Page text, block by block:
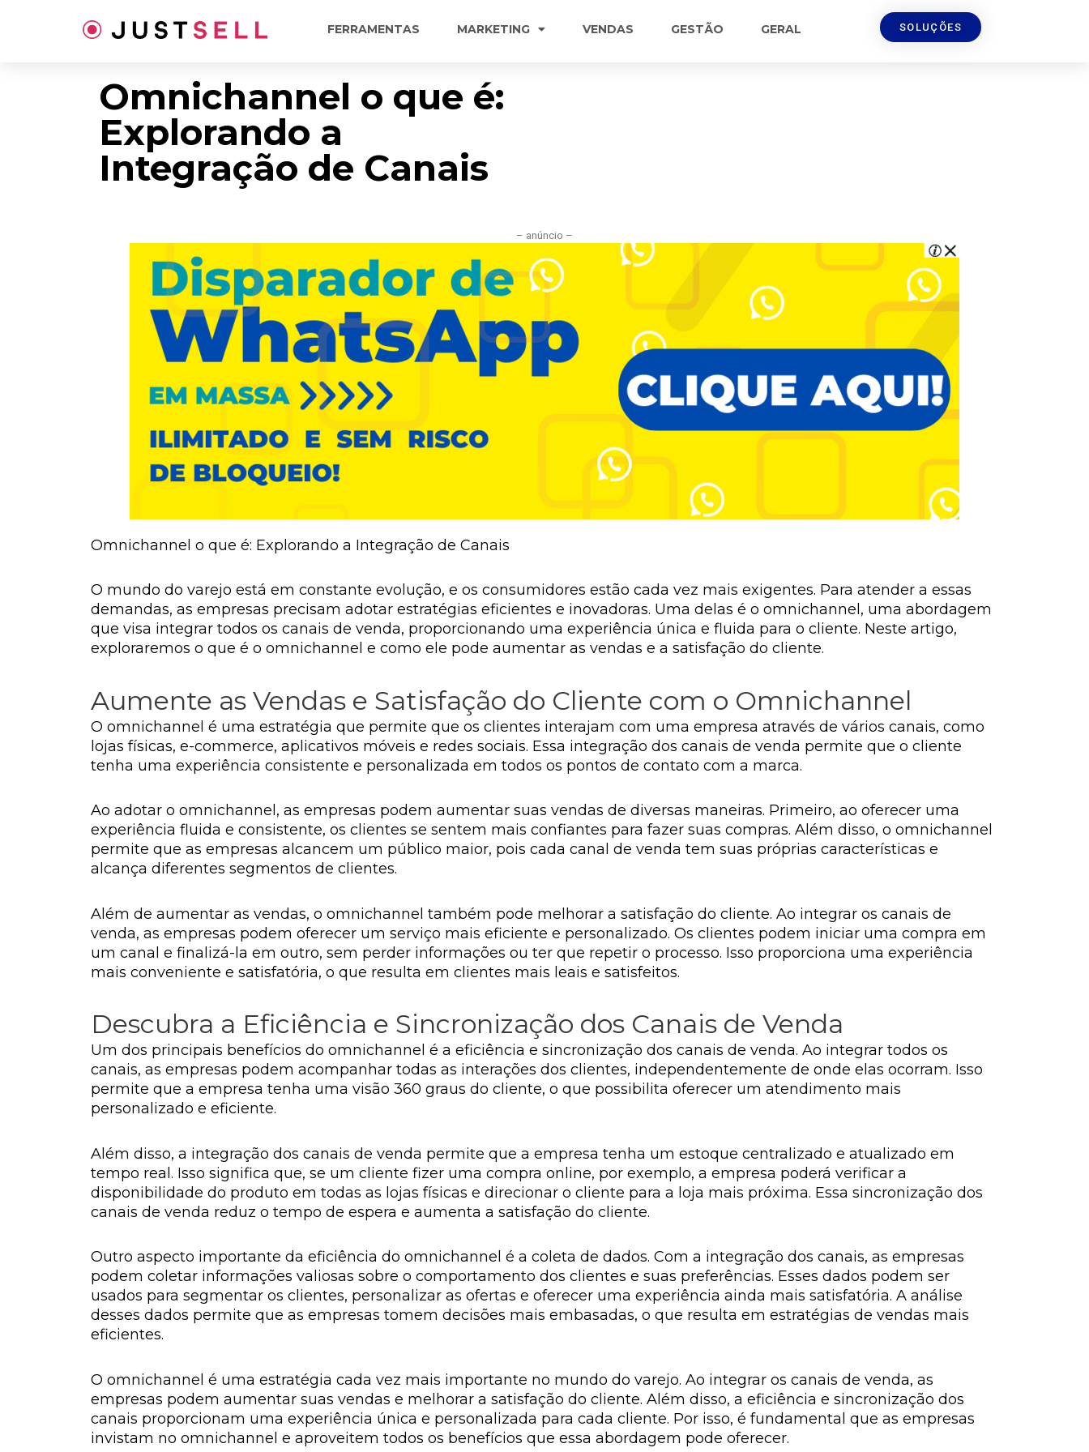
FERRAMENTAS MARKETING VENDAS GESTÃO GERAL SOLUÇÕES
Omnichannel o que é:
Explorando a
Integração de Canais
– anúncio –
Omnichannel o que é: Explorando a Integração de Canais
O mundo do varejo está em constante evolução, e os consumidores estão cada vez mais exigentes. Para atender a essas
demandas, as empresas precisam adotar estratégias eficientes e inovadoras. Uma delas é o omnichannel, uma abordagem
que visa integrar todos os canais de venda, proporcionando uma experiência única e fluida para o cliente. Neste artigo,
exploraremos o que é o omnichannel e como ele pode aumentar as vendas e a satisfação do cliente.
Aumente as Vendas e Satisfação do Cliente com o Omnichannel
O omnichannel é uma estratégia que permite que os clientes interajam com uma empresa através de vários canais, como
lojas físicas, e-commerce, aplicativos móveis e redes sociais. Essa integração dos canais de venda permite que o cliente
tenha uma experiência consistente e personalizada em todos os pontos de contato com a marca.
Ao adotar o omnichannel, as empresas podem aumentar suas vendas de diversas maneiras. Primeiro, ao oferecer uma
experiência fluida e consistente, os clientes se sentem mais confiantes para fazer suas compras. Além disso, o omnichannel
permite que as empresas alcancem um público maior, pois cada canal de venda tem suas próprias características e
alcança diferentes segmentos de clientes.
Além de aumentar as vendas, o omnichannel também pode melhorar a satisfação do cliente. Ao integrar os canais de
venda, as empresas podem oferecer um serviço mais eficiente e personalizado. Os clientes podem iniciar uma compra em
um canal e finalizá-la em outro, sem perder informações ou ter que repetir o processo. Isso proporciona uma experiência
mais conveniente e satisfatória, o que resulta em clientes mais leais e satisfeitos.
Descubra a Eficiência e Sincronização dos Canais de Venda
Um dos principais benefícios do omnichannel é a eficiência e sincronização dos canais de venda. Ao integrar todos os
canais, as empresas podem acompanhar todas as interações dos clientes, independentemente de onde elas ocorram. Isso
permite que a empresa tenha uma visão 360 graus do cliente, o que possibilita oferecer um atendimento mais
personalizado e eficiente.
Além disso, a integração dos canais de venda permite que a empresa tenha um estoque centralizado e atualizado em
tempo real. Isso significa que, se um cliente fizer uma compra online, por exemplo, a empresa poderá verificar a
disponibilidade do produto em todas as lojas físicas e direcionar o cliente para a loja mais próxima. Essa sincronização dos
canais de venda reduz o tempo de espera e aumenta a satisfação do cliente.
Outro aspecto importante da eficiência do omnichannel é a coleta de dados. Com a integração dos canais, as empresas
podem coletar informações valiosas sobre o comportamento dos clientes e suas preferências. Esses dados podem ser
usados para segmentar os clientes, personalizar as ofertas e oferecer uma experiência ainda mais satisfatória. A análise
desses dados permite que as empresas tomem decisões mais embasadas, o que resulta em estratégias de vendas mais
eficientes.
O omnichannel é uma estratégia cada vez mais importante no mundo do varejo. Ao integrar os canais de venda, as
empresas podem aumentar suas vendas e melhorar a satisfação do cliente. Além disso, a eficiência e sincronização dos
canais proporcionam uma experiência única e personalizada para cada cliente. Por isso, é fundamental que as empresas
invistam no omnichannel e aproveitem todos os benefícios que essa abordagem pode oferecer.